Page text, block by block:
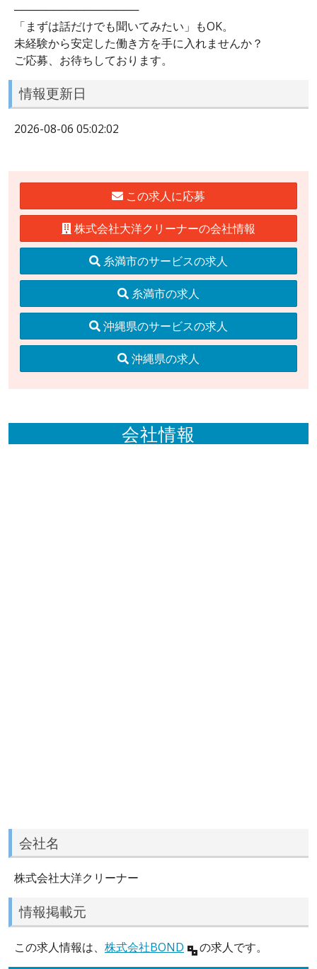
────────────────
「まずは話だけでも聞いてみたい」もOK。
未経験から安定した働き方を手に入れませんか？
ご応募、お待ちしております。
情報更新日
2026-08-06 05:02:02
この求人に応募
株式会社大洋クリーナーの会社情報
糸満市のサービスの求人
糸満市の求人
沖縄県のサービスの求人
沖縄県の求人
会社情報
会社名
株式会社大洋クリーナー
情報掲載元
この求人情報は、 株式会社BOND の求人です。